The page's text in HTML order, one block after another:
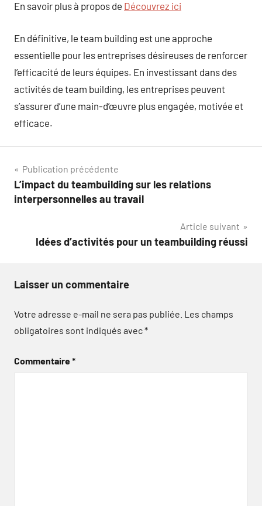
En savoir plus à propos de Découvrez ici
En définitive, le team building est une approche
essentielle pour les entreprises désireuses de renforcer
l’efficacité de leurs équipes. En investissant dans des
activités de team building, les entreprises peuvent
s’assurer d’une main-d’œuvre plus engagée, motivée et
efficace.
Navigation
de
Publication précédente
L’impact du teambuilding sur les relations
interpersonnelles au travail
Article suivant
Idées d’activités pour un teambuilding réussi
Laisser un commentaire
Votre adresse e-mail ne sera pas publiée. Les champs
obligatoires sont indiqués avec*
Commentaire*